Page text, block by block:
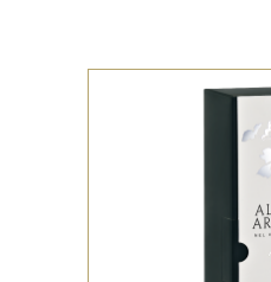
Astuccio
Albino Armani.